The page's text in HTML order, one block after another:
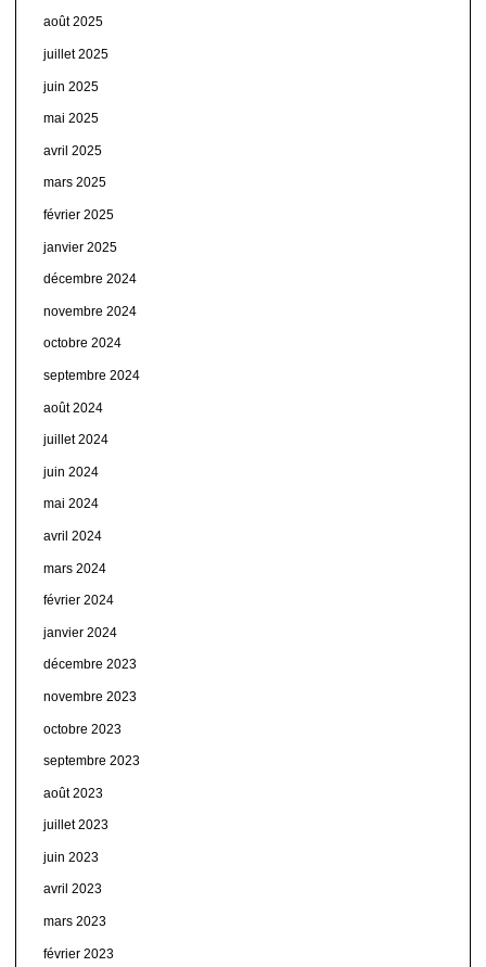
août 2025
juillet 2025
juin 2025
mai 2025
avril 2025
mars 2025
février 2025
janvier 2025
décembre 2024
novembre 2024
octobre 2024
septembre 2024
août 2024
juillet 2024
juin 2024
mai 2024
avril 2024
mars 2024
février 2024
janvier 2024
décembre 2023
novembre 2023
octobre 2023
septembre 2023
août 2023
juillet 2023
juin 2023
avril 2023
mars 2023
février 2023